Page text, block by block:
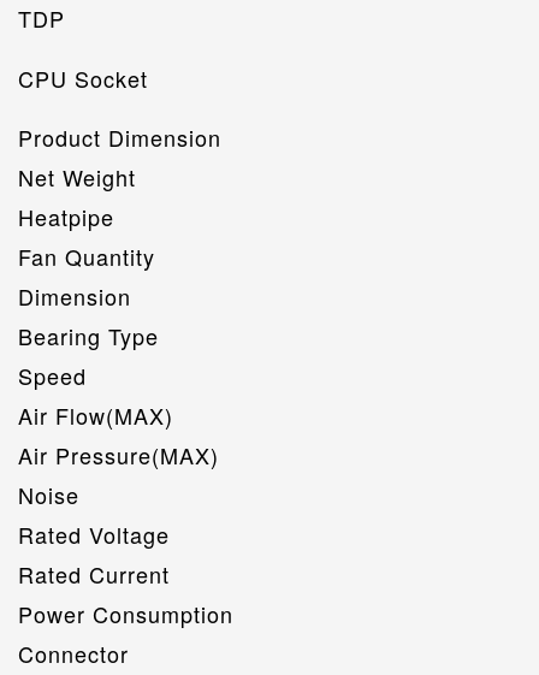
TDP
CPU Socket
Product Dimension
Net Weight
Heatpipe
Fan Quantity
Dimension
Bearing Type
Speed
Air Flow(MAX)
Air Pressure(MAX)
Noise
Rated Voltage
Rated Current
Power Consumption
Connector